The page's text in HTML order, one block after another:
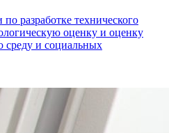
разработке технического
оценку и оценку
среду и социальных